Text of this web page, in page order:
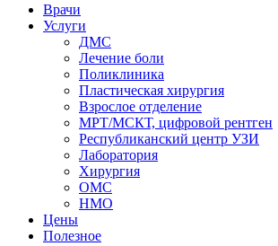
Врачи
Услуги
ДМС
Лечение боли
Поликлиника
Пластическая хирургия
Взрослое отделение
МРТ/МСКТ, цифровой рентген
Республиканский центр УЗИ
Лаборатория
Хирургия
ОМС
НМО
Цены
Полезное